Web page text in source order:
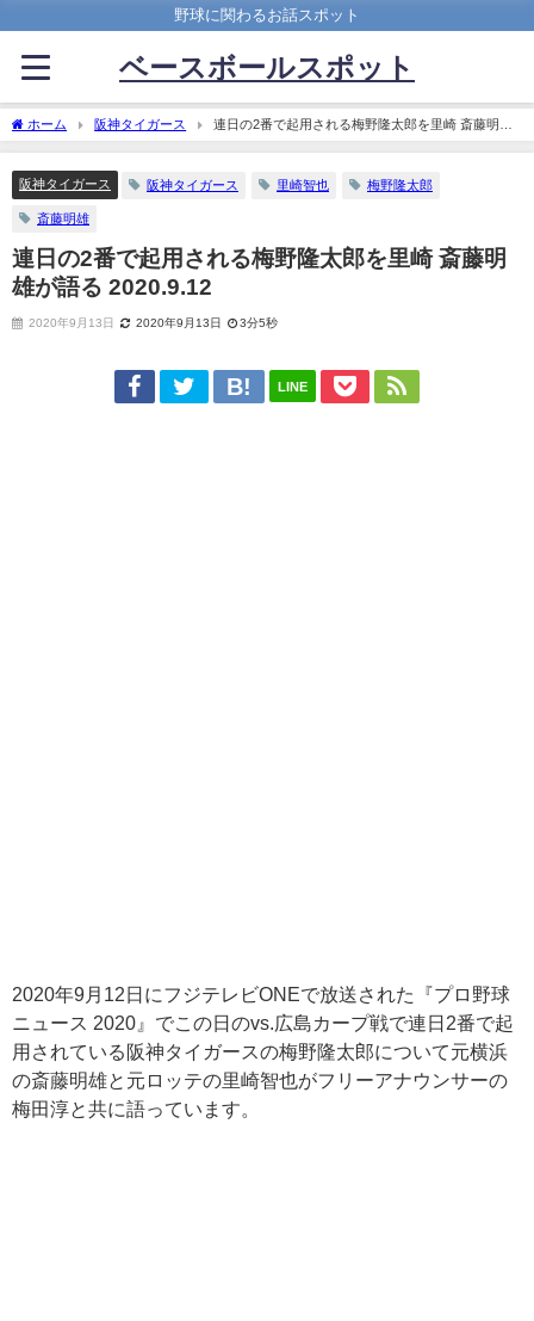
野球に関わるお話スポット
ベースボールスポット
ホーム 阪神タイガース
連日の2番で起用される梅野隆太郎を里崎 斎藤明雄
が語る 2020.9.12
阪神タイガース 阪神タイガース 里崎智也 梅野隆太郎
斎藤明雄
連日の2番で起用される梅野隆太郎を里崎 斎藤明
雄が語る 2020.9.12
2020年9月13日 2020年9月13日 3分5秒
LINE
2020年9 月 12 日にフジテレビONEで放送された『プロ野球
ニュース 2020 』でこの日のvs. 広島カープ戦で連日 2番で起
用されている阪神タイガースの梅野隆太郎について元横浜
の斎藤明雄と元ロッテの里崎智也がフリーアナウンサーの
梅田淳と共に語っています。